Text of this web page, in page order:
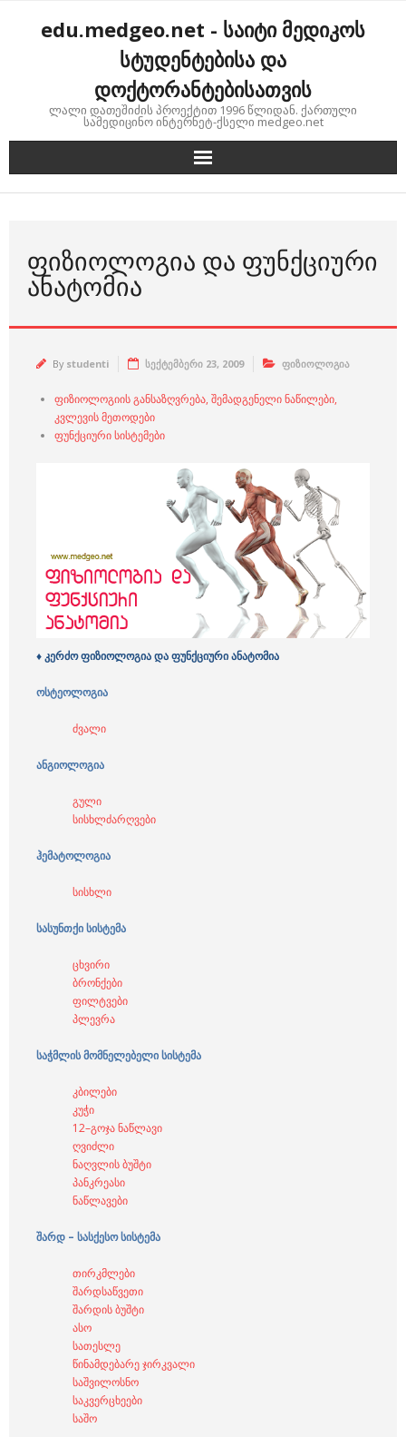
edu.medgeo.net - საიტი მედიკოს
სტუდენტებისა და
დოქტორანტებისათვის
ლალი დათეშიძის პროექტით 1996 წლიდან. ქართული
სამედიცინო ინტერნეტ-ქსელი medgeo.net
ᲤᲘᲖᲘᲝᲚᲝᲒᲘᲐ ᲓᲐ ᲤᲣᲜᲥᲪᲘᲣᲠᲘ
ᲐᲜᲐᲢᲝᲛᲘᲐ
By studenti სექტემბერი 23, 2009 ფიზიოლოგია
ფიზიოლოგიის განსაზღვრება, შემადგენელი ნაწილები,
კვლევის მეთოდები
ფუნქციური სისტემები
♦ კერძო ფიზიოლოგია და ფუნქციური ანატომია
ოსტეოლოგია
ძვალი
ანგიოლოგია
გული
სისხლძარღვები
ჰემატოლოგია
სისხლი
სასუნთქი სისტემა
ცხვირი
ბრონქები
ფილტვები
პლევრა
საჭმლის მომნელებელი სისტემა
კბილები
კუჭი
12–გოჯა ნაწლავი
ღვიძლი
ნაღვლის ბუშტი
პანკრეასი
ნაწლავები
შარდ – სასქესო სისტემა
თირკმლები
შარდსაწვეთი
შარდის ბუშტი
ასო
სათესლე
წინამდებარე ჯირკვალი
საშვილოსნო
საკვერცხეები
საშო